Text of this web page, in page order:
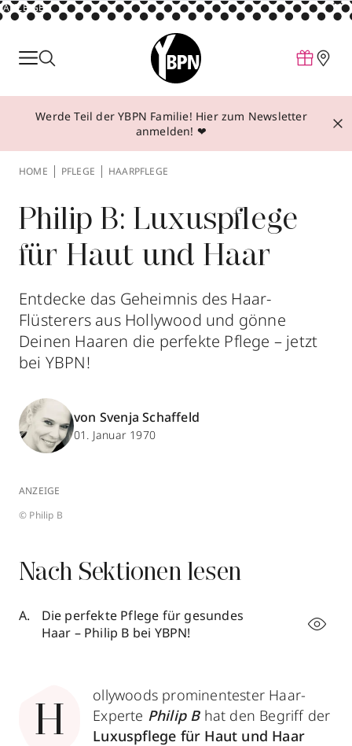
ANZEIGE
Parfum
Make-up
Behandlungen
Über YBPN
Aktionen
Storefinder
Werde Teil der YBPN Familie! Hier zum Newsletter
anmelden! ❤
HOME PFLEGE HAARPFLEGE
Philip B: Luxuspflege
für Haut und Haar
Entdecke das Geheimnis des Haar-
Flüsterers aus Hollywood und gönne
Deinen Haaren die perfekte Pflege – jetzt
bei YBPN!
von Svenja Schaffeld
01. Januar 1970
ANZEIGE
© Philip B
Nach Sektionen lesen
Die perfekte Pflege für gesundes
Haar – Philip B bei YBPN!
H
ollywoods prominentester Haar-
Experte Philip Bhat den Begriff der
Luxuspflege für Haut und Haar